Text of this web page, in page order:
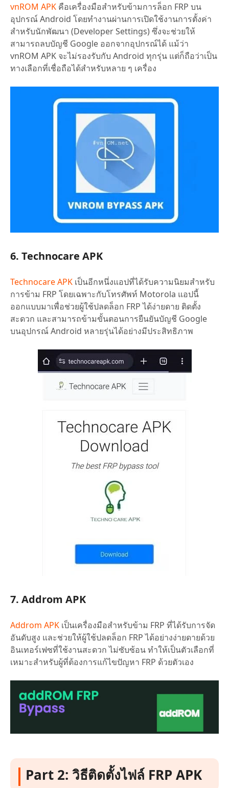
vnROM APK คือเครื่องมือสำหรับข้ามการล็อก FRP บน
อุปกรณ์ Android โดยทำงานผ่านการเปิดใช้งานการตั้งค่า
สำหรับนักพัฒนา (Developer Settings) ซึ่งจะช่วยให้
สามารถลบบัญชี Google ออกจากอุปกรณ์ได้ แม้ว่า
vnROM APK จะไม่รองรับกับ Android ทุกรุ่น แต่ก็ถือว่าเป็น
ทางเลือกที่เชื่อถือได้สำหรับหลาย ๆ เครื่อง
6. Technocare APK
Technocare APK เป็นอีกหนึ่งแอปที่ได้รับความนิยมสำหรับ
การข้าม FRP โดยเฉพาะกับโทรศัพท์ Motorola แอปนี้
ออกแบบมาเพื่อช่วยผู้ใช้ปลดล็อก FRP ได้ง่ายดาย ติดตั้ง
สะดวก และสามารถข้ามขั้นตอนการยืนยันบัญชี Google
บนอุปกรณ์ Android หลายรุ่นได้อย่างมีประสิทธิภาพ
7. Addrom APK
Addrom APK เป็นเครื่องมือสำหรับข้าม FRP ที่ได้รับการจัด
อันดับสูง และช่วยให้ผู้ใช้ปลดล็อก FRP ได้อย่างง่ายดายด้วย
อินเทอร์เฟซที่ใช้งานสะดวก ไม่ซับซ้อน ทำให้เป็นตัวเลือกที่
เหมาะสำหรับผู้ที่ต้องการแก้ไขปัญหา FRP ด้วยตัวเอง
Part 2: วิธีติดตั้งไฟล์ FRP APK